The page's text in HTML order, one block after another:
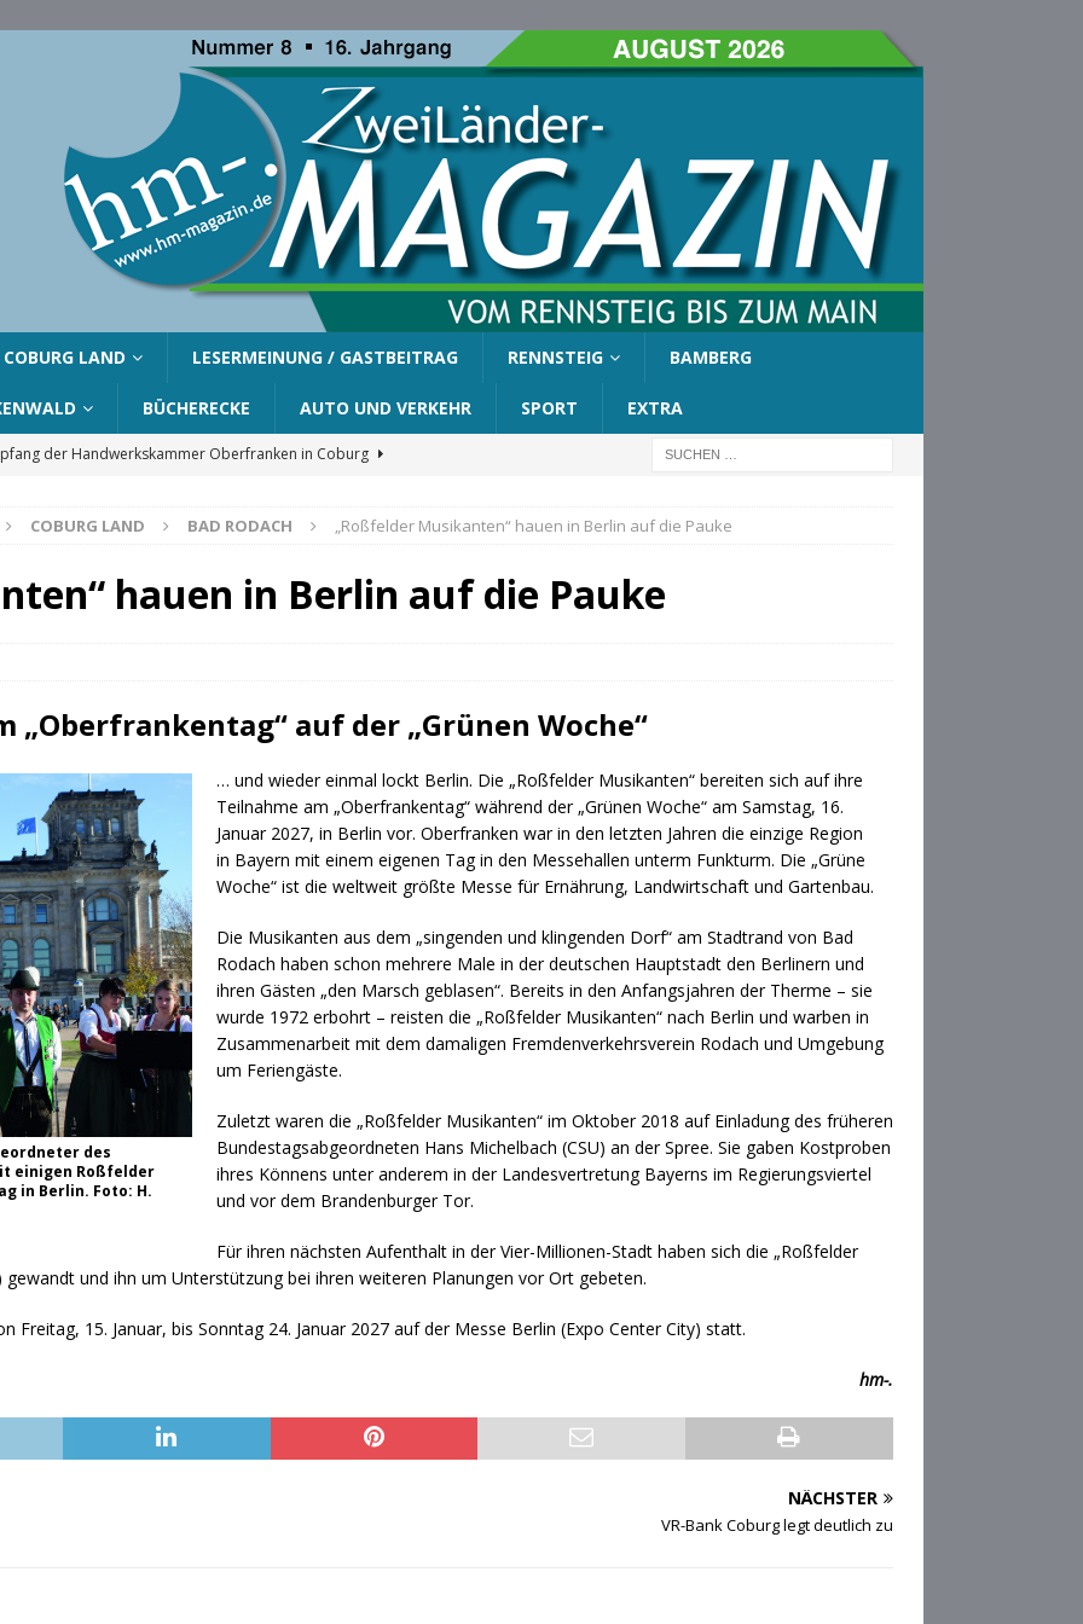
COBURG LAND LESERMEINUNG / GASTBEITRAG RENNSTEIG BAMBERG
BÜCHERECKE AUTO UND VERKEHR SPORT EXTRA
der Handwerkskammer Oberfranken in Coburg
Gemeinde Ahorn für Silvia Finzel
AHORN
auf der Waldbühne Heldritt
BAD RODACH
COBURG LAND BAD RODACH „Roßfelder Musikanten“ hauen in Berlin auf die Pauke
hauen in Berlin auf die Pauke
„Oberfrankentag“ auf der „Grünen Woche“
des
einigen Roßfelder
in Berlin. Foto: H.
… und wieder einmal lockt Berlin. Die „Roßfelder Musikanten“ bereiten sich auf ihre
Teilnahme am „Oberfrankentag“ während der „Grünen Woche“ am Samstag, 16.
Januar 2027, in Berlin vor. Oberfranken war in den letzten Jahren die einzige Region
in Bayern mit einem eigenen Tag in den Messehallen unterm Funkturm. Die „Grüne
Woche“ ist die weltweit größte Messe für Ernährung, Landwirtschaft und Gartenbau.
Die Musikanten aus dem „singenden und klingenden Dorf“ am Stadtrand von Bad
Rodach haben schon mehrere Male in der deutschen Hauptstadt den Berlinern und
ihren Gästen „den Marsch geblasen“. Bereits in den Anfangsjahren der Therme – sie
wurde 1972 erbohrt – reisten die „Roßfelder Musikanten“ nach Berlin und warben in
Zusammenarbeit mit dem damaligen Fremdenverkehrsverein Rodach und Umgebung
um Feriengäste.
Zuletzt waren die „Roßfelder Musikanten“ im Oktober 2018 auf Einladung des früheren
Bundestagsabgeordneten Hans Michelbach (CSU) an der Spree. Sie gaben Kostproben
ihres Könnens unter anderem in der Landesvertretung Bayerns im Regierungsviertel
und vor dem Brandenburger Tor.
Für ihren nächsten Aufenthalt in der Vier-Millionen-Stadt haben sich die „Roßfelder
gewandt und ihn um Unterstützung bei ihren weiteren Planungen vor Ort gebeten.
Freitag, 15. Januar, bis Sonntag 24. Januar 2027 auf der Messe Berlin (Expo Center City) statt.
hm-.
NÄCHSTER
VR-Bank Coburg legt deutlich zu